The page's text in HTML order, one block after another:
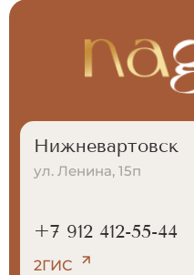
Нижневартовск
ул. Ленина, 15п
+7 912 412-55-44
2ГИС